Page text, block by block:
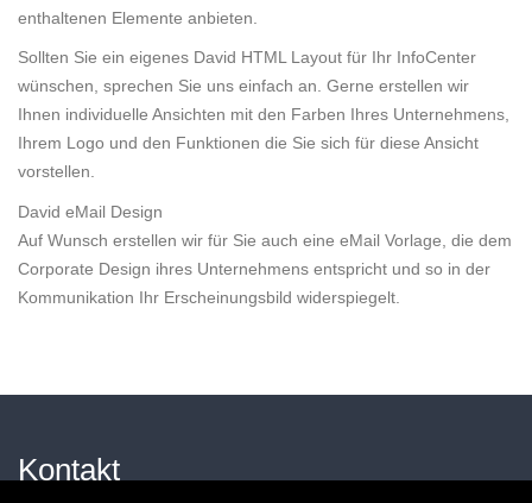
enthaltenen Elemente anbieten.
Sollten Sie ein eigenes David HTML Layout für Ihr InfoCenter
wünschen, sprechen Sie uns einfach an. Gerne erstellen wir
Ihnen individuelle Ansichten mit den Farben Ihres Unternehmens,
Ihrem Logo und den Funktionen die Sie sich für diese Ansicht
vorstellen.
David eMail Design
Auf Wunsch erstellen wir für Sie auch eine eMail Vorlage, die dem
Corporate Design ihres Unternehmens entspricht und so in der
Kommunikation Ihr Erscheinungsbild widerspiegelt.
Kontakt